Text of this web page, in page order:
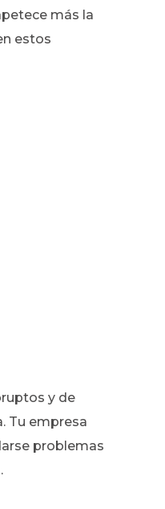
más la
estos
y de
Tu empresa
problemas